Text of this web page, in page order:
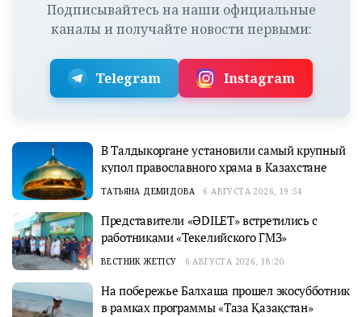
Подписывайтесь на наши официальные
каналы и получайте новости первыми:
Telegram Instagram
В Талдыкоргане установили самый крупный
купол православного храма в Казахстане
ТАТЬЯНА ДЕМИДОВА 6 АВГУСТА 2026, 19:54
Представители «ӘDILET» встретились с
работниками «Текелийского ГМЗ»
ВЕСТНИК ЖЕТІСУ 6 АВГУСТА 2026, 18:20
На побережье Балхаша прошел экосубботник
в рамках программы «Таза Қазақстан»